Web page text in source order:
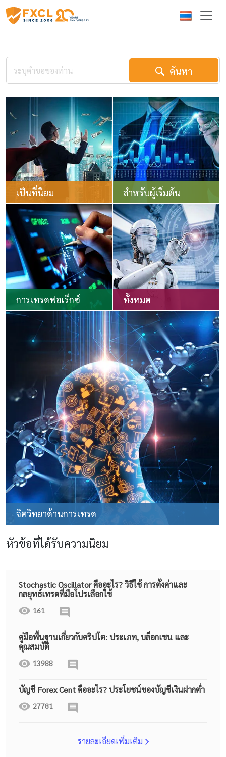
ค้นหา
เป็นที่นิยม สำหรับผู้เริ่มต้น
การเทรดฟอเร็กซ์ ทั้งหมด
จิตวิทยาด้านการเทรด
หัวข้อที่ได้รับความนิยม
Stochastic Oscillator คืออะไร? วิธีใช้ การตั้งค่าและ
กลยุทธ์เทรดที่มือโปรเลือกใช้
161
คู่มือพื้นฐานเกี่ยวกับคริปโต: ประเภท, บล็อกเชน และ
คุณสมบัติ
13988
บัญชี Forex Cent คืออะไร? ประโยชน์ของบัญชีเงินฝากต่ำ
27781
รายละเอียดเพิ่มเติม